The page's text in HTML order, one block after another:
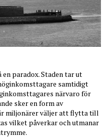
en paradox. Staden tar ut
samtidigt
närvaro för
sker en form av
miljonärer väljer att flytta till
vilket påverkar och utmanar